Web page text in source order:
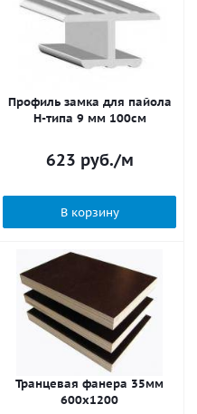
Профиль замка для пайола
H-типа 9 мм 100см
623 руб./м
В корзину
Транцевая фанера 35мм
600х1200